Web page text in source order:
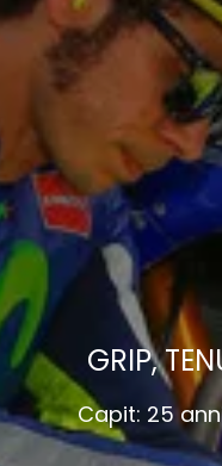
GRIP,
Capit: 25